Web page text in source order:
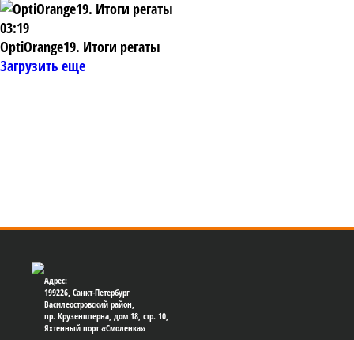
03:19
OptiOrange19. Итоги регаты
Загрузить еще
Адрес:
199226, Санкт-Петербург
Василеостровский район,
пр. Крузенштерна, дом 18, стр. 10,
Яхтенный порт «Смоленка»